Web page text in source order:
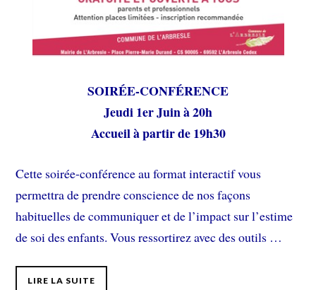
SOIRÉE-CONFÉRENCE
Jeudi 1er Juin à 20h
Accueil à partir de 19h30
Cette soirée-conférence au format interactif vous
permettra de prendre conscience de nos façons
habituelles de communiquer et de l’impact sur l’estime
de soi des enfants. Vous ressortirez avec des outils …
LIRE LA SUITE